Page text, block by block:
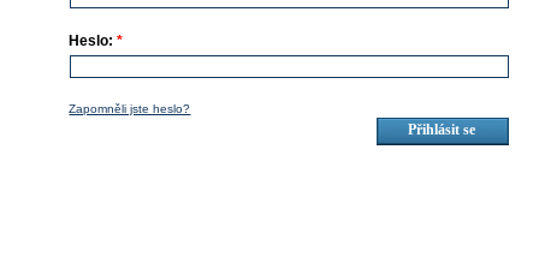
Heslo:*
Zapomněli jste heslo?